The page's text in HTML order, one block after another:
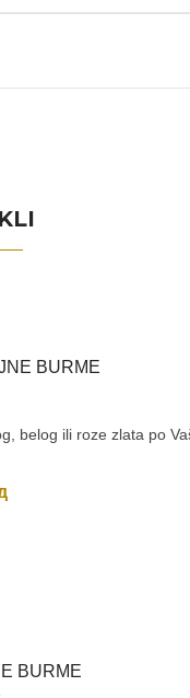
BURME
belog ili roze zlata po
BURME